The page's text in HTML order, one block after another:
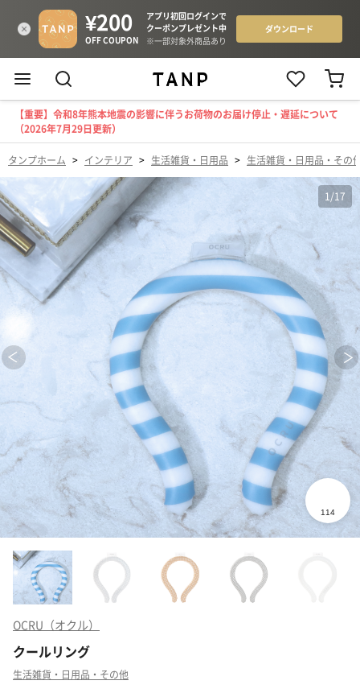
【重要】令和8年熊本地震の影響に伴うお荷物のお届け停止・遅延について
（2026年7月29日更新）
タンプホーム > インテリア > 生活雑貨・日用品 > 生活雑貨・日用品・その
1 /17
OCRU（オクル）
クールリング
生活雑貨・日用品・その他